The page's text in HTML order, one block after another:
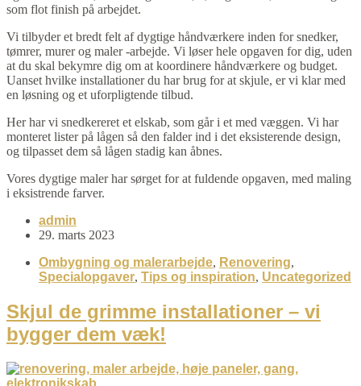
som flot finish på arbejdet.
Vi tilbyder et bredt felt af dygtige håndværkere inden for snedker,
tømrer, murer og maler -arbejde. Vi løser hele opgaven for dig, uden
at du skal bekymre dig om at koordinere håndværkere og budget.
Uanset hvilke installationer du har brug for at skjule, er vi klar med
en løsning og et uforpligtende tilbud.
Her har vi snedkereret et elskab, som går i et med væggen. Vi har
monteret lister på lågen så den falder ind i det eksisterende design,
og tilpasset dem så lågen stadig kan åbnes.
Vores dygtige maler har sørget for at fuldende opgaven, med maling
i eksistrende farver.
admin
29. marts 2023
Ombygning og malerarbejde, Renovering,
Specialopgaver, Tips og inspiration, Uncategorized
Skjul de grimme installationer – vi
bygger dem væk!